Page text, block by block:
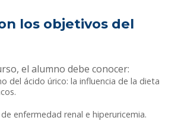
los objetivos del
el alumno debe conocer:
del ácido úrico: la influencia de la dieta
enfermedad renal e hiperuricemia.